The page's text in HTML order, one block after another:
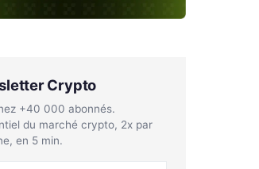
Crypto
+40 000 abonnés.
du marché crypto, 2x par
en 5 min.